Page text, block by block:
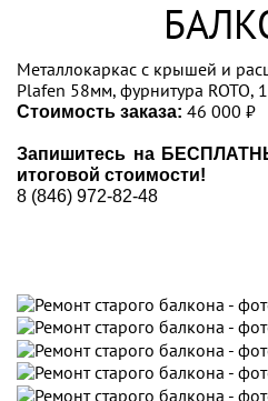
Металлокаркас с крышей и
Plafen 58мм, фурнитура ROTO,
Стоимость заказа: 46 000 ₽
Запишитесь на
итоговой стоимости!
8 (846) 972-82-48